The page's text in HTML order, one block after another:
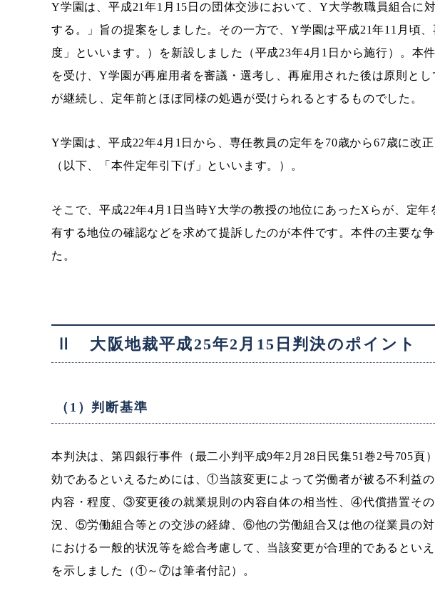
Y学園は、平成21年1月15日の団体交渉において、Y大学教職員組合に
する。」旨の提案をしました。その一方で、Y学園は平成21年11月頃
度」といいます。）を新設しました（平成23年4月1日から施行）。本
を受け、Y学園が再雇用者を審議・選考し、再雇用された後は原則と
が継続し、定年前とほぼ同様の処遇が受けられるとするものでした。
Y学園は、平成22年4月1日から、専任教員の定年を70歳から67歳に改
（以下、「本件定年引下げ」といいます。）。
そこで、平成22年4月1日当時Y大学の教授の地位にあったXらが、定
有する地位の確認などを求めて提訴したのが本件です。本件の主要な
た。
Ⅱ 大阪地裁平成25年2月15日判決のポイント
（1）判断基準
本判決は、第四銀行事件（最二小判平成9年2月28日民集51巻2号705頁
効であるといえるためには、①当該変更によって労働者が被る不利益
内容・程度、③変更後の就業規則の内容自体の相当性、④代償措置そ
況、⑤労働組合等との交渉の経緯、⑥他の労働組合又は他の従業員の
における一般的状況等を総合考慮して、当該変更が合理的であるとい
を示しました（①～⑦は筆者付記）。